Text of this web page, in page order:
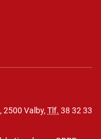
2500 Valby, Tlf. 38 32 33